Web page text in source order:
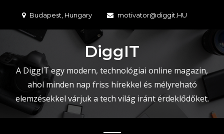
content
Budapest, Hungary motivator@diggit.HU
DiggIT
A DiggIT egy modern, technológiai online magazin,
ahol minden nap friss hírekkel és mélyreható
elemzésekkel várjuk a tech világ iránt érdeklődőket.